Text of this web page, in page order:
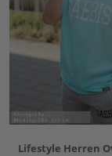
Lifestyle Herren